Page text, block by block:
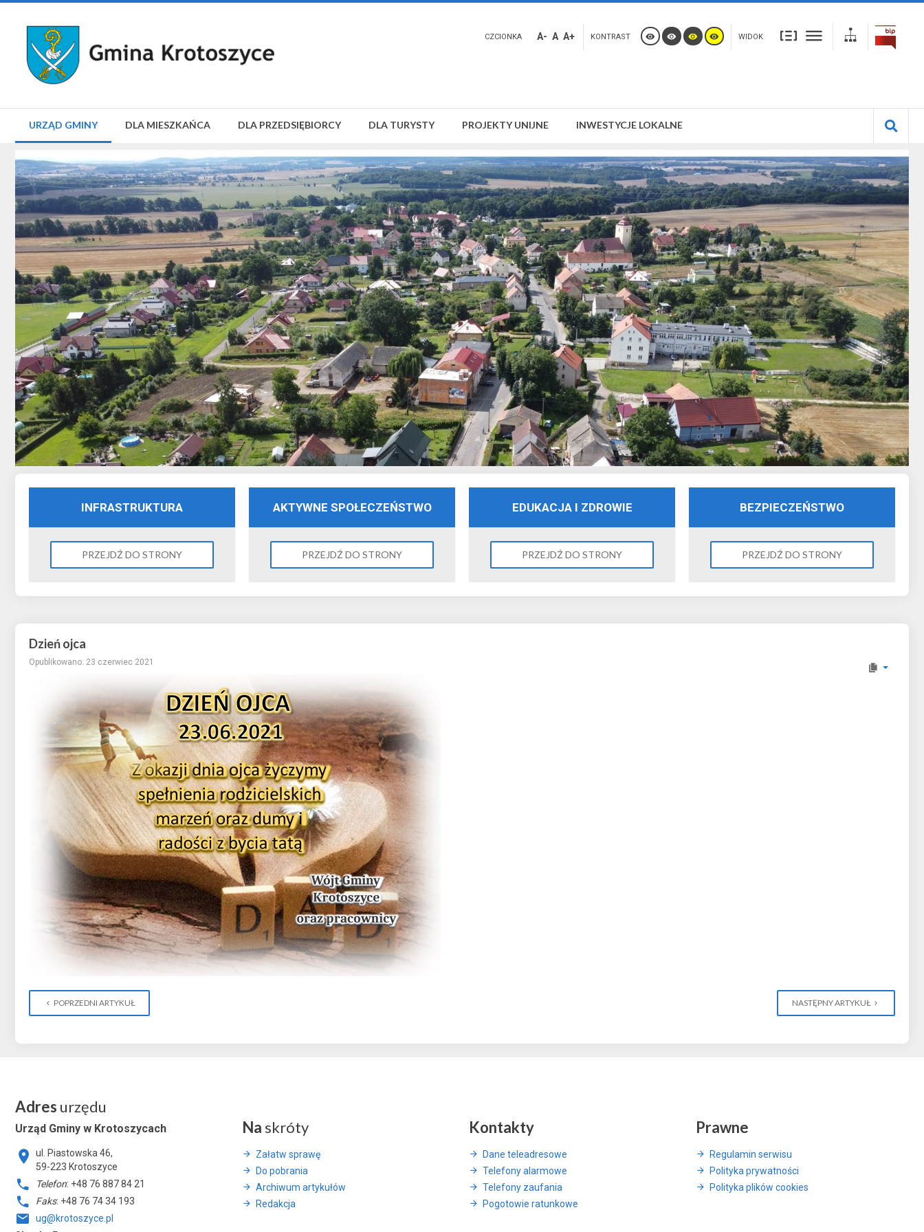
CZCIONKA A- A A+ KONTRAST WIDOK
URZĄD GMINY DLA MIESZKAŃCA DLA PRZEDSIĘBIORCY DLA TURYSTY PROJEKTY UNIJNE INWESTYCJE LOKALNE
INFRASTRUKTURA
PRZEJDŹ DO STRONY
AKTYWNE SPOŁECZEŃSTWO
PRZEJDŹ DO STRONY
EDUKACJA I ZDROWIE
PRZEJDŹ DO STRONY
BEZPIECZEŃSTWO
PRZEJDŹ DO STRONY
Dzień ojca
Opublikowano: 23 czerwiec 2021
POPRZEDNI ARTYKUŁ NASTĘPNY ARTYKUŁ
Adres urzędu
Urząd Gminy w Krotoszycach
ul. Piastowska 46,
59-223 Krotoszyce
Telefon: +48 76 887 84 21
Faks: +48 76 74 34 193
ug@krotoszyce.pl
Na skróty
Załatw sprawę
Do pobrania
Archiwum artykułów
Redakcja
Kontakty
Dane teleadresowe
Telefony alarmowe
Telefony zaufania
Pogotowie ratunkowe
Prawne
Regulamin serwisu
Polityka prywatności
Polityka plików cookies